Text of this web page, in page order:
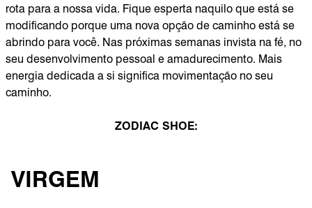
rota para a nossa vida. Fique esperta naquilo que está se
modificando porque uma nova opção de caminho está se
abrindo para você. Nas próximas semanas invista na fé, no
seu desenvolvimento pessoal e amadurecimento. Mais
energia dedicada a si significa movimentação no seu
caminho.
ZODIAC SHOE:
VIRGEM